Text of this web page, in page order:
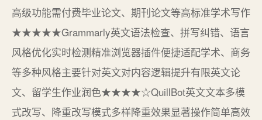
高级功能需付费毕业论文、期刊论文等高标准学术写作
★★★★★Grammarly英文语法检查、拼写纠错、语言
风格优化实时检测精准浏览器插件便捷适配学术、商务
等多种风格主要针对英文对内容逻辑提升有限英文论
文、留学生作业润色★★★★☆QuillBot英文文本多模
式改写、降重改写模式多样降重效果显著操作简单高效